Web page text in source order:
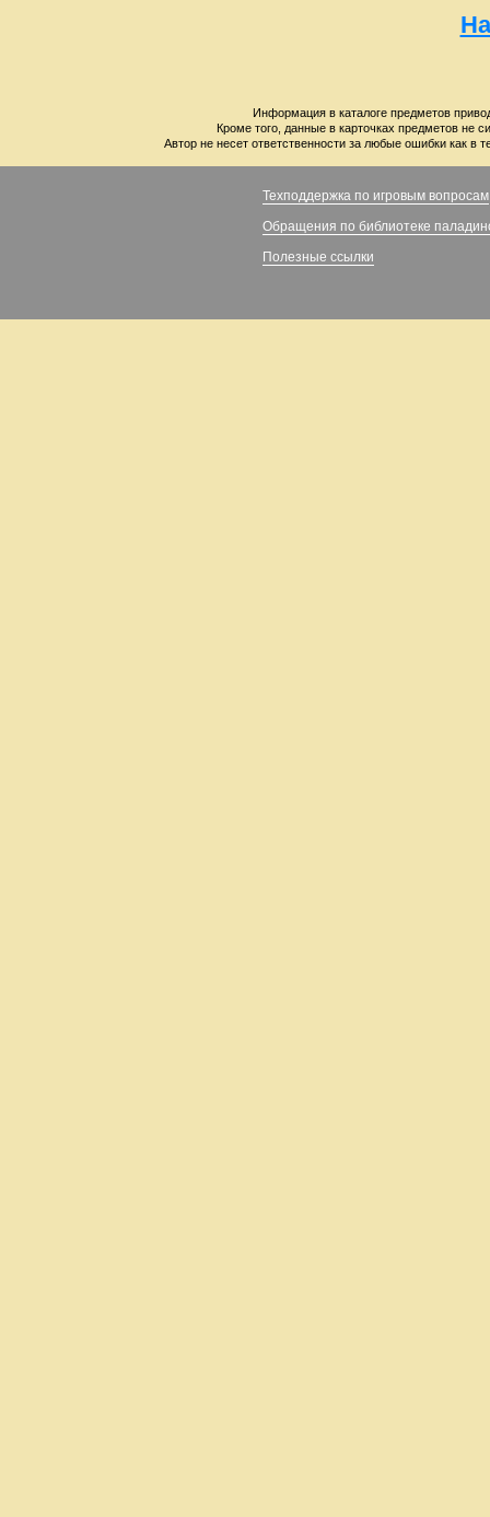
Информация в каталоге предметов
Кроме того, данные в карточках предметов не
Автор не несет ответственности за любые ошибки как в
Техподдержка по игровым вопросам
Обращения по библиотеке
Полезные ссылки